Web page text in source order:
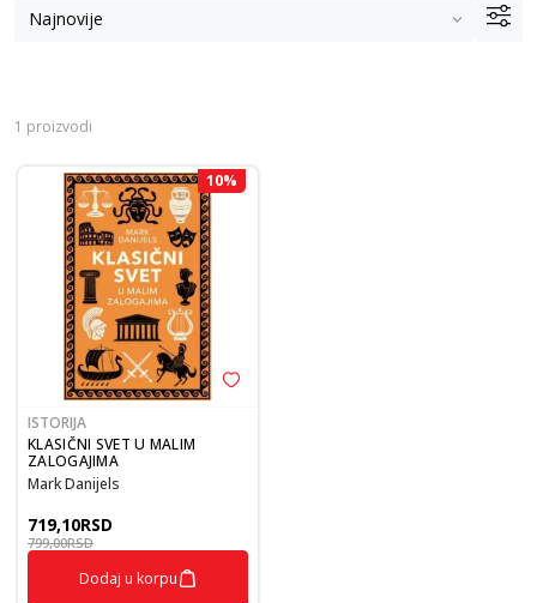
1 proizvodi
10%
ISTORIJA
KLASIČNI SVET U MALIM
ZALOGAJIMA
Mark Danijels
719,10RSD
799,00RSD
Dodaj u korpu